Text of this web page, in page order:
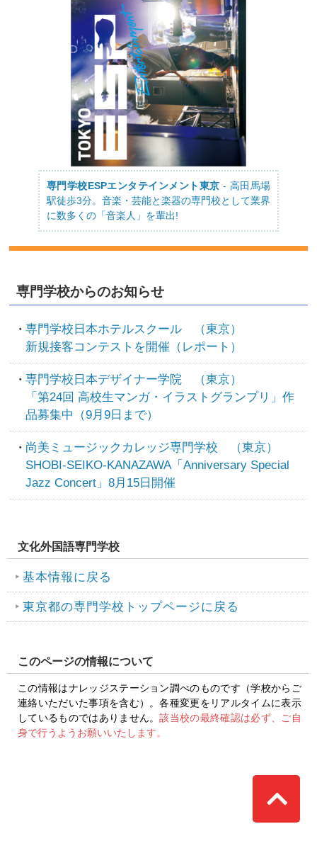
専門学校ESPエンタテインメント東京 - 高田馬場
駅徒歩3分。音楽・芸能と楽器の専門校として業界
に数多くの「音楽人」を輩出!
専門学校からのお知らせ
専門学校日本ホテルスクール （東京）
新規接客コンテストを開催（レポート）
専門学校日本デザイナー学院 （東京）
「第24回 高校生マンガ・イラストグランプリ」作
品募集中（9月9日まで）
尚美ミュージックカレッジ専門学校 （東京）
SHOBI-SEIKO-KANAZAWA「Anniversary Special
Jazz Concert」8月15日開催
文化外国語専門学校
基本情報に戻る
東京都の専門学校トップページに戻る
このページの情報について
この情報はナレッジステーション調べのものです（学校からご
連絡いただいた事項を含む）。各種変更をリアルタイムに表示
しているものではありません。該当校の最終確認は必ず、ご自
身で行うようお願いいたします。
Top